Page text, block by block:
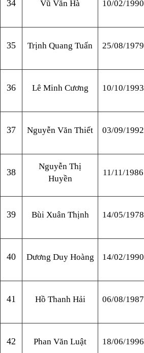
34 Vũ Văn Hà 10/02/1990
35 Trịnh Quang Tuấn 25/08/1979
36 Lê Minh Cương 10/10/1993
37 Nguyễn Văn Thiết 03/09/1992
38
Nguyễn Thị
Huyền
11/11/1986
39 Bùi Xuân Thịnh 14/05/1978
40 Dương Duy Hoàng 14/02/1990
41 Hồ Thanh Hải 06/08/1987
42 Phan Văn Luật 18/06/1996